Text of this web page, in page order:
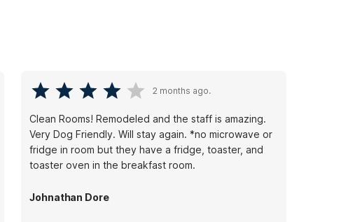
2 months ago.
Clean Rooms! Remodeled and the staff is amazing.
Very Dog Friendly. Will stay again. *no microwave or
fridge in room but they have a fridge, toaster, and
toaster oven in the breakfast room.
Johnathan Dore